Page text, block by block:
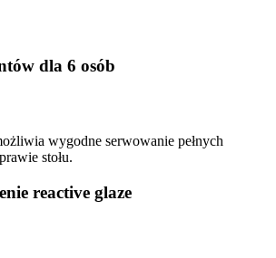
dla 6 osób
wygodne serwowanie pełnych
stołu.
reactive glaze